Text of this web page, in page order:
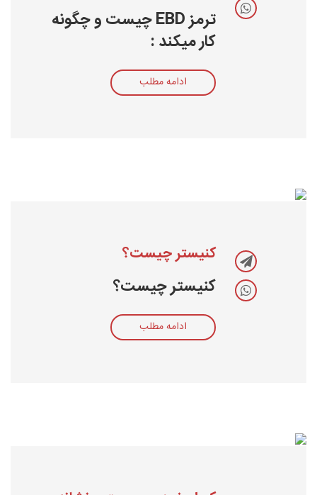
ترمز EBD چیست و چگونه
کار میکند :
ادامه مطلب
کنیستر چیست؟
کنیستر چیست؟
ادامه مطلب